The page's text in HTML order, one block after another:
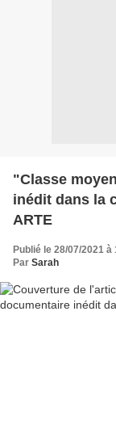
"Classe
inédit dans la
ARTE
Publié le 28/07/2021 à
Par Sarah